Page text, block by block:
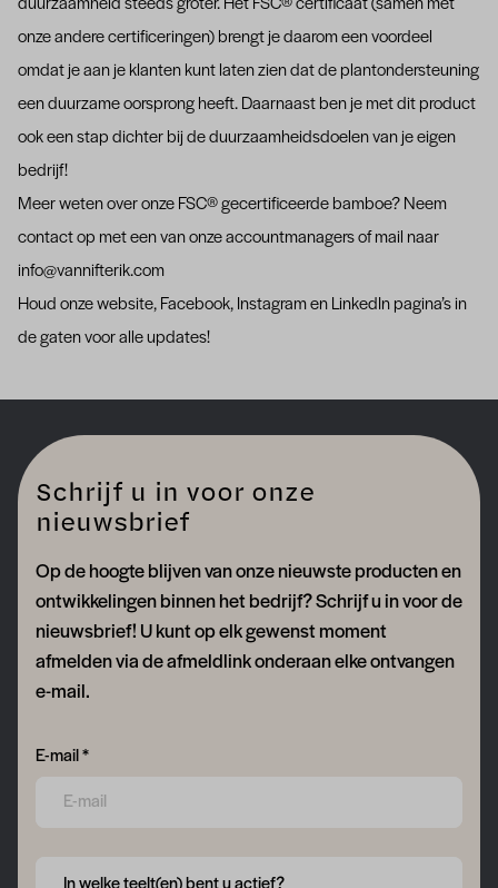
duurzaamheid steeds groter. Het FSC® certificaat (samen met
onze anderecertificeringen) brengt je daarom een voordeel
omdat je aan je klanten kunt laten zien dat de plantondersteuning
een duurzame oorsprong heeft. Daarnaast ben je met dit product
ook een stap dichter bij de duurzaamheidsdoelen van je eigen
bedrijf!
Meer weten over onze FSC® gecertificeerde bamboe? Neem
contact op met een van onze accountmanagers of mail naar
info@vannifterik.com
Houd onzewebsite, Facebook, Instagramen LinkedIn pagina’s in
de gaten voor alle updates!
Schrijf u in voor onze
nieuwsbrief
Op de hoogte blijven van onze nieuwste producten en
ontwikkelingen binnen het bedrijf? Schrijf u in voor de
nieuwsbrief! U kunt op elk gewenst moment
afmelden via de afmeldlink onderaan elke ontvangen
e-mail.
Form field 6a771ab816fb0
E-mail *